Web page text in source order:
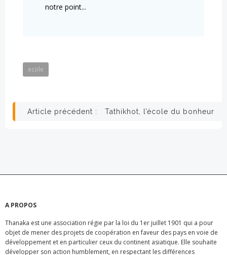
notre point...
ecole
Navigation
Article précédent : Tathikhot, l’école du bonheur
A PROPOS
Thanaka est une association régie par la loi du 1er juillet 1901 qui a pour
objet de mener des projets de coopération en faveur des pays en voie de
développement et en particulier ceux du continent asiatique. Elle souhaite
développer son action humblement, en respectant les différences